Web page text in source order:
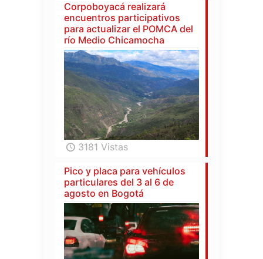
Corpoboyacá realizará
encuentros participativos
para actualizar el POMCA del
río Medio Chicamocha
3181 Vistas
Pico y placa para vehículos
particulares del 3 al 6 de
agosto en Bogotá